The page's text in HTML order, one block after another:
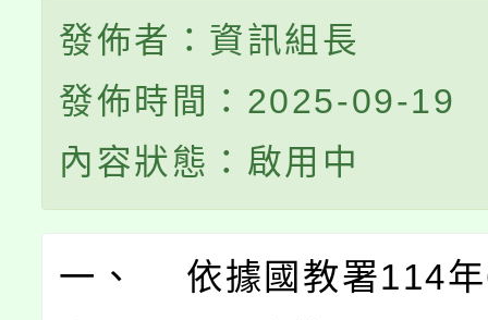
發佈者：資訊組長
發佈時間：2025-09-19
內容狀態：啟用中
一、 依據國教署114年